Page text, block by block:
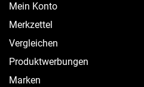
Mein Konto
Merkzettel
Vergleichen
Produktwerbungen
Marken